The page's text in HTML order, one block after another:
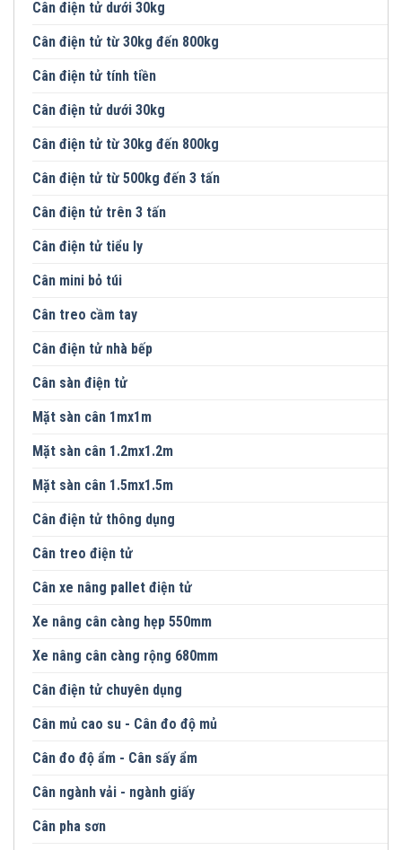
Cân điện tử dưới 30kg
Cân điện tử từ 30kg đến 800kg
Cân điện tử tính tiền
Cân điện tử dưới 30kg
Cân điện tử từ 30kg đến 800kg
Cân điện tử từ 500kg đến 3 tấn
Cân điện tử trên 3 tấn
Cân điện tử tiểu ly
Cân mini bỏ túi
Cân treo cầm tay
Cân điện tử nhà bếp
Cân sàn điện tử
Mặt sàn cân 1mx1m
Mặt sàn cân 1.2mx1.2m
Mặt sàn cân 1.5mx1.5m
Cân điện tử thông dụng
Cân treo điện tử
Cân xe nâng pallet điện tử
Xe nâng cân càng hẹp 550mm
Xe nâng cân càng rộng 680mm
Cân điện tử chuyên dụng
Cân mủ cao su - Cân đo độ mủ
Cân đo độ ẩm - Cân sấy ẩm
Cân ngành vải - ngành giấy
Cân pha sơn